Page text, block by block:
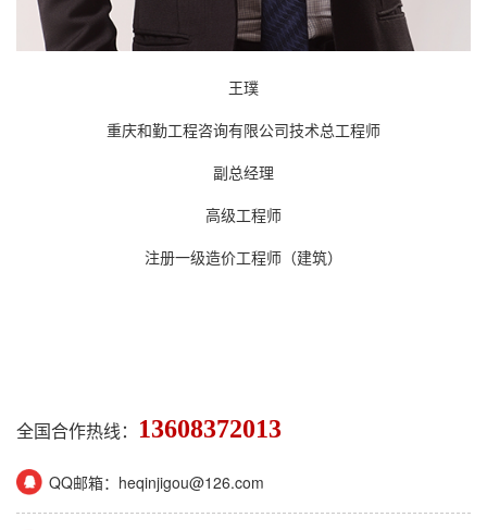
王璞
重庆和勤工程咨询有限公司技术总工程师
副总经理
高级工程师
注册一级造价工程师（建筑）
全国合作热线： 13608372013
QQ邮箱：heqinjigou@126.com